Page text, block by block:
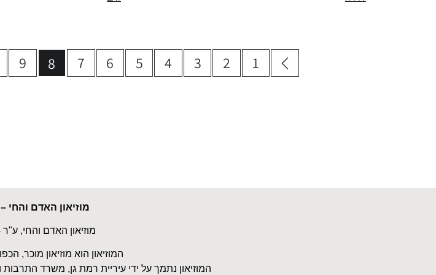
1
2
3
4
5
6
7
8
9
מוזיאון האדם והחי
מוזיאון האדם והחי, ע"ר 580004794
המוזיאון הוא מוזיאון מוכר,
המוזיאון נתמך על ידי עיריית רמת גן, משרד